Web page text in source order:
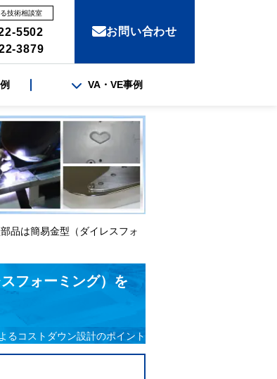
技術相談室
5502
3879
お問い合わせ
VA・VE事例
品は簡易金型（ダイレスフォ
フォーミング）を
るコストダウン設計のポイント